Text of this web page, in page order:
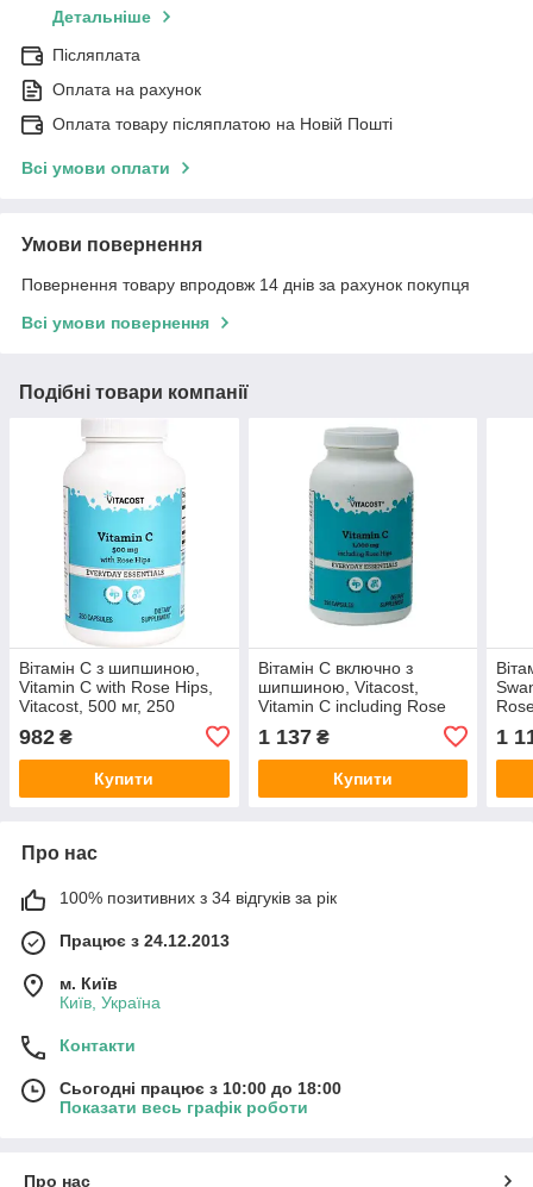
Детальніше
Післяплата
Оплата на рахунок
Оплата товару післяплатою на Новій Пошті
Всі умови оплати
Умови повернення
Повернення товару впродовж 14 днів за рахунок покупця
Всі умови повернення
Подібні товари компанії
Вітамін C з шипшиною,
Vitamin C with Rose Hips,
Vitacost, 500 мг, 250
982 ₴
Купити
Вітамін С включно з
шипшиною, Vitacost,
Vitamin C including Rose
Hips, 1000 мг, 250 капсул
1 137₴
Купити
1
Про нас
100% позитивних з 34 відгуків за рік
Працює з 24.12.2013
м. Київ
Київ, Україна
Контакти
Сьогодні працює з 10:00 до 18:00
Показати весь графік роботи
Про нас